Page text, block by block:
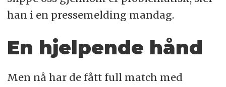
han i en pressemelding mandag.
En hjelpende hånd
Men nå har de fått full match med